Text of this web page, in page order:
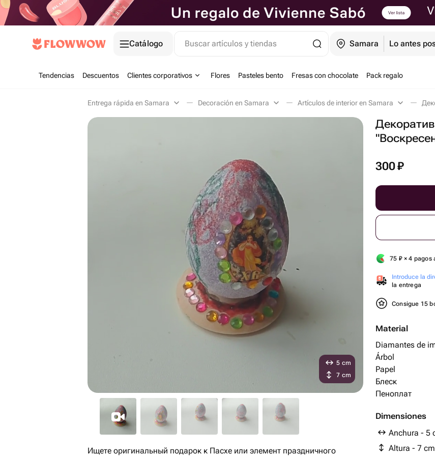
Catálogo Buscar artículos y tiendas Samara Lo antes
Tendencias Descuentos Clientes corporativos Flores Pasteles bento Fresas con chocolate Pack regalo
Entrega rápida en Samara Decoración en Samara Artículos de interior en Samara
300₽
75 ₽× 4 pagos
Introduce la
la entrega
Consigue 15
Material
Diamantes de
Árbol
Papel
Блеск
Пеноплат
Dimensiones
Anchura - 5
Altura - 7 cm
5 cm
7 cm
Ищете оригинальный подарок к Пасхе или элемент праздничного